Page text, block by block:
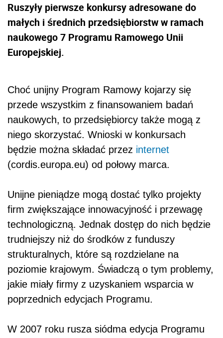
Ruszyły pierwsze konkursy adresowane do
małych i średnich przedsiębiorstw w ramach
naukowego 7 Programu Ramowego Unii
Europejskiej.
Choć unijny Program Ramowy kojarzy się
przede wszystkim z finansowaniem badań
naukowych, to przedsiębiorcy także mogą z
niego skorzystać. Wnioski w konkursach
będzie można składać przez internet
(cordis.europa.eu) od połowy marca.
Unijne pieniądze mogą dostać tylko projekty
firm zwiększające innowacyjność i przewagę
technologiczną. Jednak dostęp do nich będzie
trudniejszy niż do środków z funduszy
strukturalnych, które są rozdzielane na
poziomie krajowym. Świadczą o tym problemy,
jakie miały firmy z uzyskaniem wsparcia w
poprzednich edycjach Programu.
W 2007 roku rusza siódma edycja Programu